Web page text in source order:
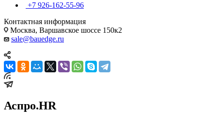
+7 926-162-55-96
Контактная информация
Москва, Варшавское шоссе 150к2
sale@bauedge.ru
Аспро.HR